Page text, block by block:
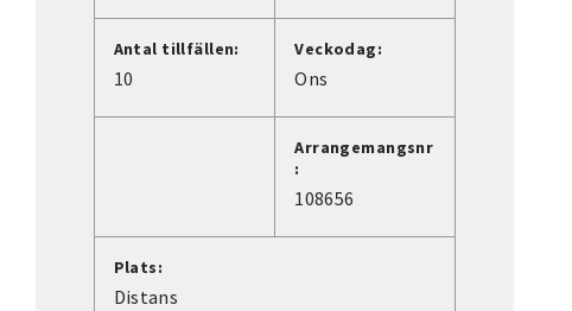
Antal tillfällen:
10
Veckodag:
Ons
Arrangemangsnr
:
108656
Plats:
Distans